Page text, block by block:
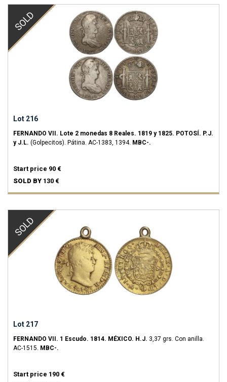
SOLD
Lot 216
FERNANDO VII. Lote 2 monedas 8 Reales. 1819 y 1825. POTOSÍ. P.J.
y J.L. (Golpecitos). Pátina. AC-1383, 1394. MBC-.
Start price 90 €
SOLD BY 130 €
SOLD
Lot 217
FERNANDO VII. 1 Escudo. 1814. MÉXICO. H.J. 3,37 grs. Con anilla.
AC-1515. MBC-.
Start price 190 €